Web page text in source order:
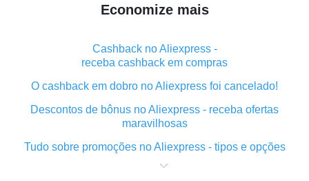
Economize mais
Cashback no Aliexpress -
receba cashback em compras
O cashback em dobro no Aliexpress foi cancelado!
Descontos de bônus no Aliexpress - receba ofertas
maravilhosas
Tudo sobre promoções no Aliexpress - tipos e opções
O que é "cashback" ao realizar compras no Aliexpress